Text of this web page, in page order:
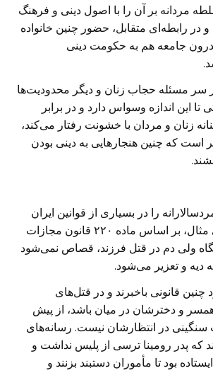
مردانه بر آن را با اصول دینی و فرهنگ
در رابطه‌ای متقابل، حضور چنین خانواده
جامعه هم به حکومت دینی
سر مسئله حجاب زنان و دیگر محدودیت‌ها
این اندازه وسواس دارد و در برابر
زنان و مردان با خشونت رفتار می‌کند،
است که چنین هنجارهایی به دینی بودن
را در بسیاری از قوانین ایران
می‌توان یافت. برای مثال، بر اساس ماده ۲۲۰ قانون مجازات
ولی دم در قتل فرزند، قصاص نمی‌شود
دیه و تعزیر می‌شود.
چنین قانونی باخبرند و در قتل‌های
همسر و دخترشان در میان باشد، از پیش
سنگینی در انتظارشان نیست. رسانه‌های
که پدر رومینا ترسی از پلیس نداشت و
بود تا مأموران دستبند بزنند و